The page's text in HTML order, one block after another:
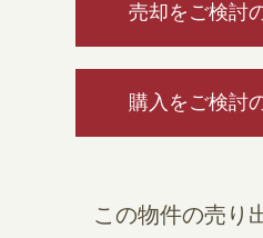
売却をご検討
購入をご検討
この物件の売り